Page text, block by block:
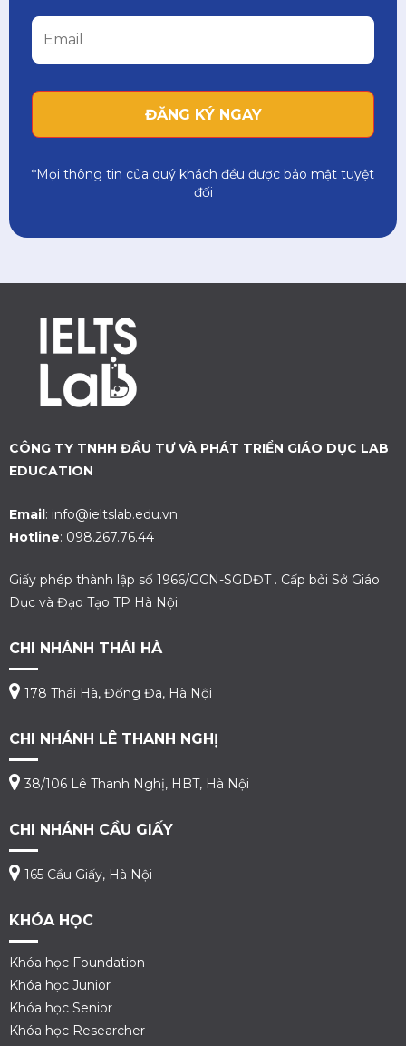
*Mọi thông tin của quý khách đều được bảo mật tuyệt
đối
CÔNG TY TNHH ĐẦU TƯ VÀ PHÁT TRIỂN GIÁO DỤC LAB
EDUCATION
Email: info@ieltslab.edu.vn
Hotline: 098.267.76.44
Giấy phép thành lập số 1966/GCN-SGDĐT . Cấp bởi Sở Giáo
Dục và Đạo Tạo TP Hà Nội.
CHI NHÁNH THÁI HÀ
178 Thái Hà, Đống Đa, Hà Nội
CHI NHÁNH LÊ THANH NGHỊ
38/106 Lê Thanh Nghị, HBT, Hà Nội
CHI NHÁNH CẦU GIẤY
165 Cầu Giấy, Hà Nội
KHÓA HỌC
Khóa học Foundation
Khóa học Junior
Khóa học Senior
Khóa học Researcher